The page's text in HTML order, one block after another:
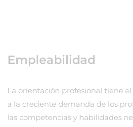
Empleabilidad
La orientación profesional tiene
a la creciente demanda de los
las competencias y habilidades